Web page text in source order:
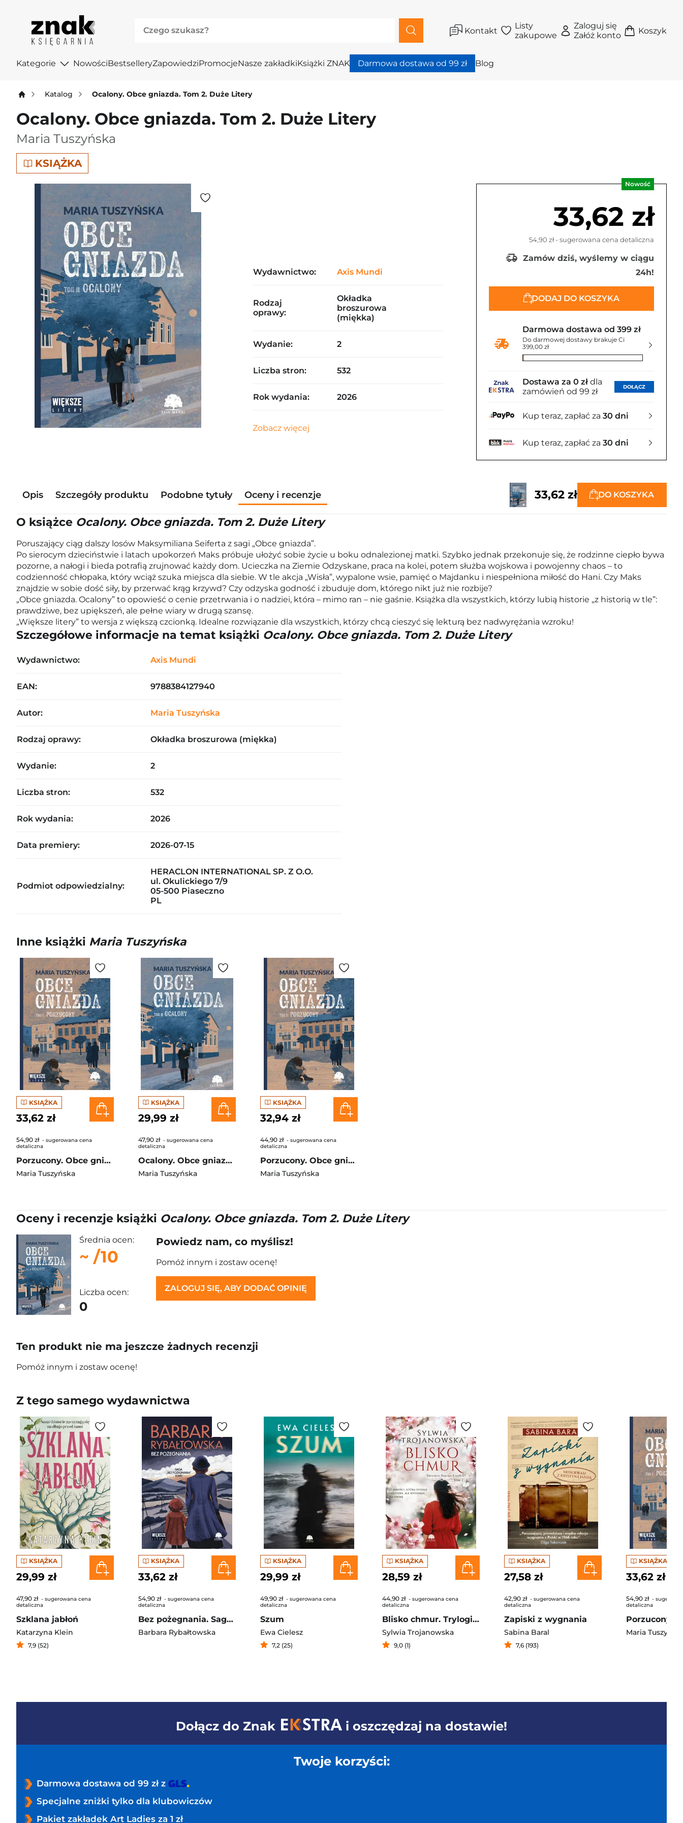
Kontakt
Listy
zakupowe
Zaloguj się
Załóż konto
Koszyk
Kategorie NowościBestselleryZapowiedziPromocjeNasze zakładkiKsiążki ZNAK Darmowa dostawa od 99 zł Blog
Katalog Ocalony. Obce gniazda. Tom 2. Duże Litery
Ocalony. Obce gniazda. Tom 2. Duże Litery
Maria Tuszyńska
KSIĄŻKA
Nowość
33,62 zł
54,90 zł- sugerowana cena detaliczna
Zamów dziś, wyślemy w ciągu
24h!
DODAJ DO KOSZYKA
Darmowa dostawa od 399 zł
Do darmowej dostawy brakuje Ci
399,00 zł
Dostawa za 0 zł dla
zamówień od 99 zł
DOŁĄCZ
Kup teraz, zapłać za 30 dni
Kup teraz, zapłać za 30 dni
Wydawnictwo: Axis Mundi
Rodzaj
oprawy:
Okładka
broszurowa
(miękka)
Wydanie: 2
Liczba stron: 532
Rok wydania: 2026
Zobacz więcej
Opis Szczegóły produktu Podobne tytuły Oceny i recenzje 33,62 zł DO KOSZYKA
O książce Ocalony. Obce gniazda. Tom 2. Duże Litery
Poruszający ciąg dalszy losów Maksymiliana Seiferta z sagi „Obce gniazda”.
Po sierocym dzieciństwie i latach upokorzeń Maks próbuje ułożyć sobie życie u boku odnalezionej matki. Szybko jednak przekonuje się, że rodzinne ciepło bywa
pozorne, a nałogi i bieda potrafią zrujnować każdy dom. Ucieczka na Ziemie Odzyskane, praca na kolei, potem służba wojskowa i powojenny chaos – to
codzienność chłopaka, który wciąż szuka miejsca dla siebie. W tle akcja „Wisła”, wypalone wsie, pamięć o Majdanku i niespełniona miłość do Hani. Czy Maks
znajdzie w sobie dość siły, by przerwać krąg krzywd? Czy odzyska godność i zbuduje dom, którego nikt już nie rozbije?
„Obce gniazda. Ocalony” to opowieść o cenie przetrwania i o nadziei, która – mimo ran – nie gaśnie. Książka dla wszystkich, którzy lubią historie „z historią w tle”:
prawdziwe, bez upiększeń, ale pełne wiary w drugą szansę.
„Większe litery” to wersja z większą czcionką. Idealne rozwiązanie dla wszystkich, którzy chcą cieszyć się lekturą bez nadwyrężania wzroku!
Szczegółowe informacje na temat książki Ocalony. Obce gniazda. Tom 2. Duże Litery
Wydawnictwo: Axis Mundi
EAN: 9788384127940
Autor: Maria Tuszyńska
Rodzaj oprawy: Okładka broszurowa (miękka)
Wydanie: 2
Liczba stron: 532
Rok wydania: 2026
Data premiery: 2026-07-15
Podmiot odpowiedzialny:
HERACLON INTERNATIONAL SP. Z O.O.
ul. Okulickiego 7/9
05-500 Piaseczno
PL
Inne książki Maria Tuszyńska
KSIĄŻKA
33,62 zł
54,90 zł - sugerowana cena
detaliczna
Porzucony. Obce gniazda. Tom 1. Większe litery
Maria Tuszyńska
KSIĄŻKA
29,99 zł
47,90 zł - sugerowana cena
detaliczna
Ocalony. Obce gniazda. Tom 2
Maria Tuszyńska
KSIĄŻKA
32,94 zł
44,90 zł - sugerowana cena
detaliczna
Porzucony. Obce gniazda. Tom 1
Maria Tuszyńska
Oceny i recenzje książki Ocalony. Obce gniazda. Tom 2. Duże Litery
Średnia ocen:
~ /10
Liczba ocen:
0
Powiedz nam, co myślisz!
Pomóż innym i zostaw ocenę!
ZALOGUJ SIĘ, ABY DODAĆ OPINIĘ
Ten produkt nie ma jeszcze żadnych recenzji
Pomóż innym i zostaw ocenę!
Z tego samego wydawnictwa
KSIĄŻKA
29,99 zł
47,90 zł - sugerowana cena
detaliczna
Szklana jabłoń
Katarzyna Klein
7,9 (52)
KSIĄŻKA
33,62 zł
54,90 zł - sugerowana cena
detaliczna
Bez pożegnania. Saga bez pożegnania. Tom 1 (duże litery)
Barbara Rybałtowska
KSIĄŻKA
29,99 zł
49,90 zł - sugerowana cena
detaliczna
Szum
Ewa Cielesz
7,2 (25)
KSIĄŻKA
28,59 zł
44,90 zł - sugerowana cena
detaliczna
Blisko chmur. Trylogia Szkoła Latania. Tom 2
Sylwia Trojanowska
9,0 (1)
KSIĄŻKA
27,58 zł
42,90 zł - sugerowana cena
detaliczna
Zapiski z wygnania
Sabina Baral
7,6 (193)
KSIĄŻKA
33,62 zł
54,90 zł -
detaliczna
Maria
Dołącz do Znak i oszczędzaj na dostawie!
Twoje korzyści:
Darmowa dostawa od 99 zł z
Specjalne zniżki tylko dla klubowiczów
Pakiet zakładek Art Ladies za 1 zł